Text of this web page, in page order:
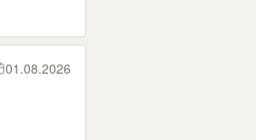
01.08.2026